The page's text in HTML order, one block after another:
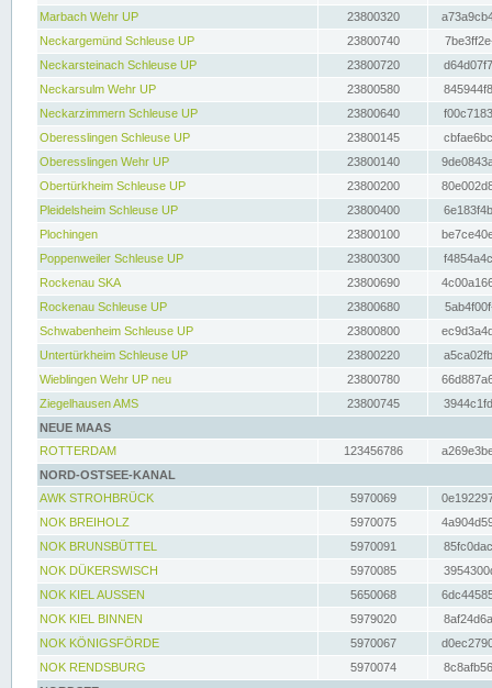
Marbach Wehr UP
23800320
Neckargemünd Schleuse UP
23800740
Neckarsteinach Schleuse UP
23800720
Neckarsulm Wehr UP
23800580
Neckarzimmern Schleuse UP
23800640
Oberesslingen Schleuse UP
23800145
Oberesslingen Wehr UP
23800140
Obertürkheim Schleuse UP
23800200
Pleidelsheim Schleuse UP
23800400
Plochingen
23800100
Poppenweiler Schleuse UP
23800300
Rockenau SKA
23800690
Rockenau Schleuse UP
23800680
Schwabenheim Schleuse UP
23800800
Untertürkheim Schleuse UP
23800220
Wieblingen Wehr UP neu
23800780
Ziegelhausen AMS
23800745
NEUE MAAS
ROTTERDAM
123456786
NORD-OSTSEE-KANAL
AWK STROHBRÜCK
5970069
NOK BREIHOLZ
5970075
NOK BRUNSBÜTTEL
5970091
NOK DÜKERSWISCH
5970085
NOK KIEL AUSSEN
5650068
NOK KIEL BINNEN
5979020
NOK KÖNIGSFÖRDE
5970067
NOK RENDSBURG
5970074